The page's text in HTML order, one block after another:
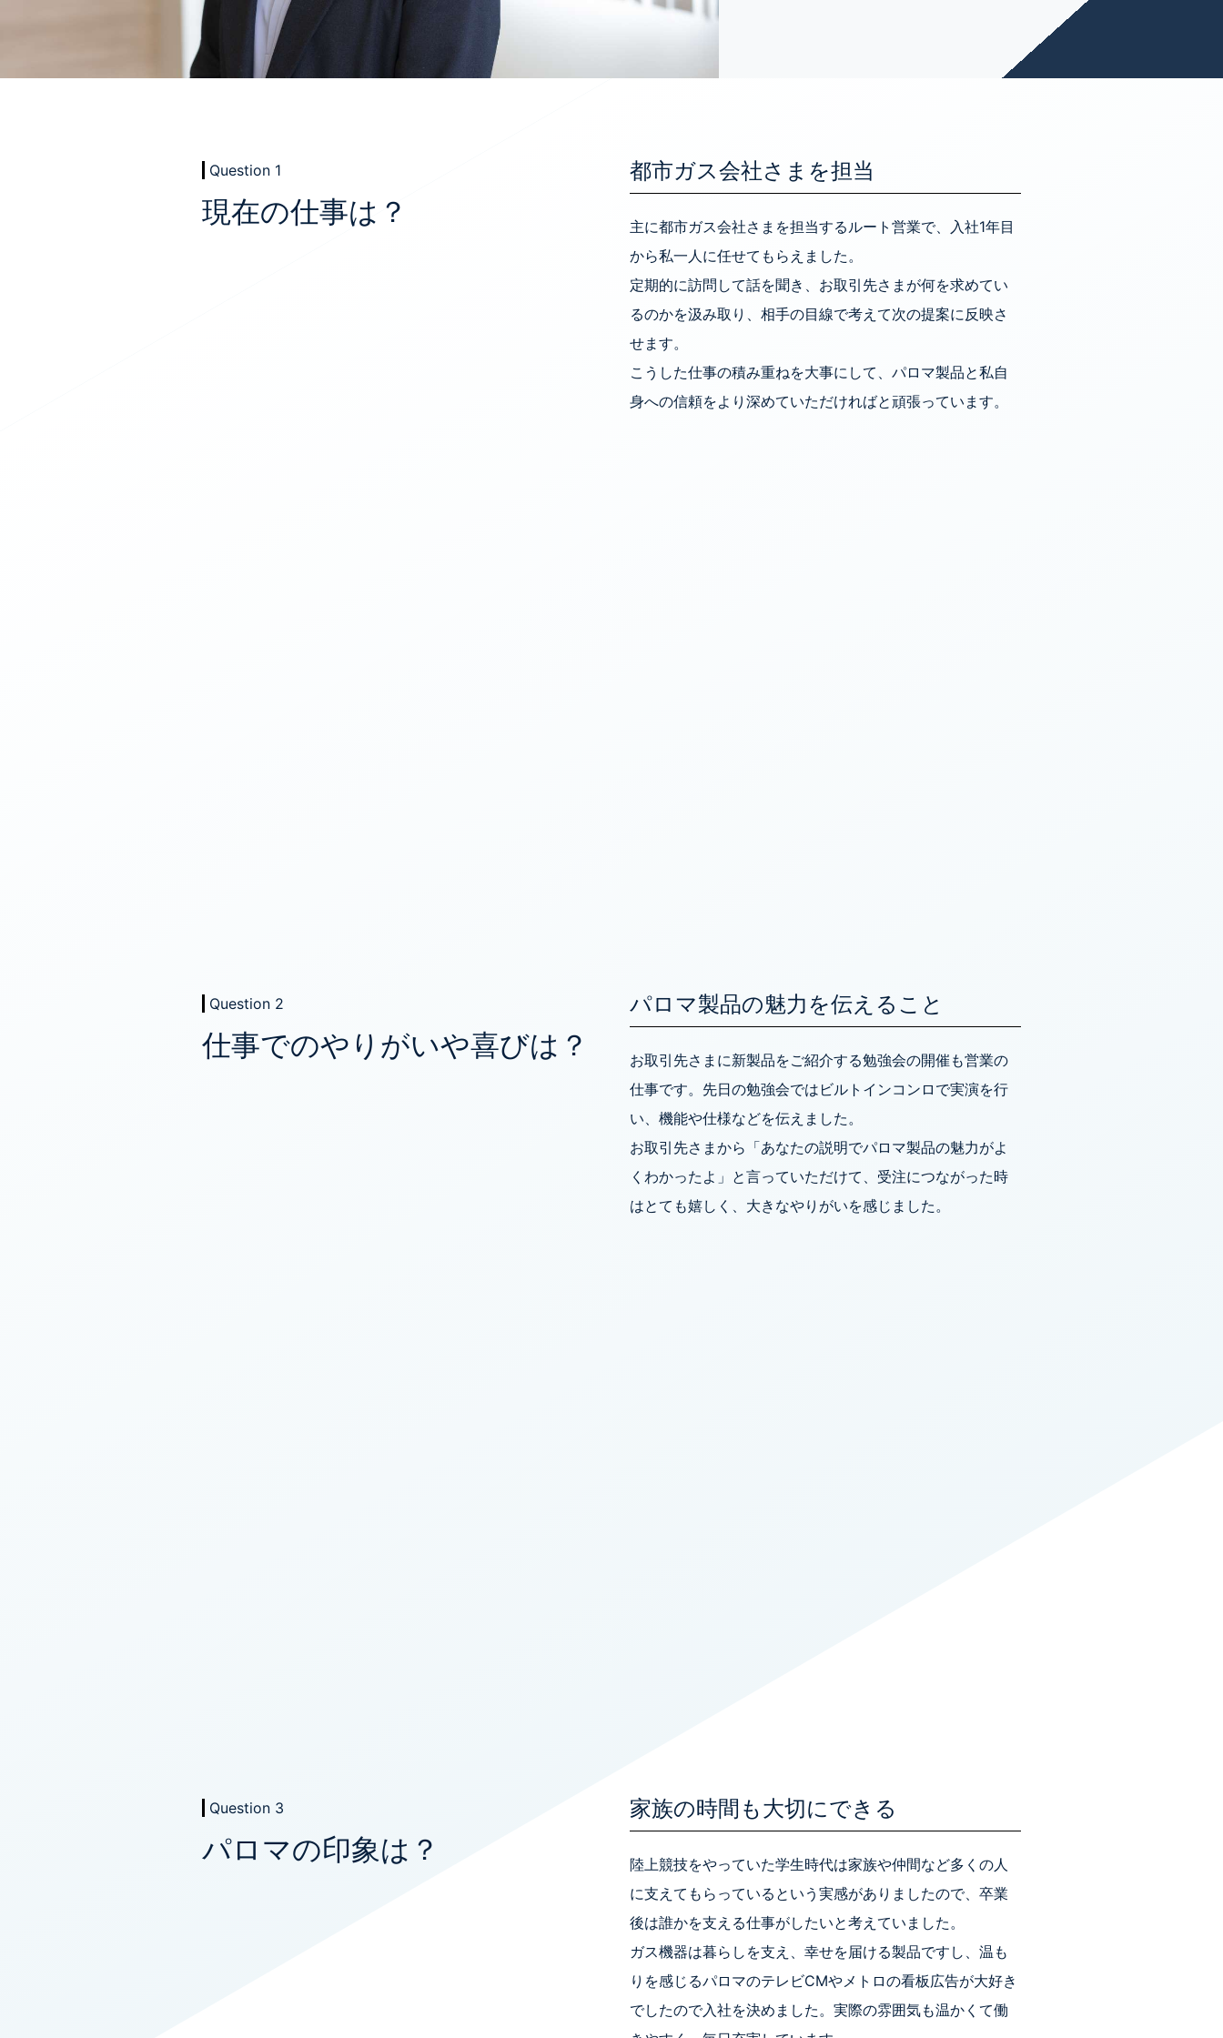
Question 1
現在の仕事は？
都市ガス会社さまを担当
主に都市ガス会社さまを担当するルート営業で、入社1年目
から私一人に任せてもらえました。
定期的に訪問して話を聞き、お取引先さまが何を求めてい
るのかを汲み取り、相手の目線で考えて次の提案に反映さ
せます。
こうした仕事の積み重ねを大事にして、パロマ製品と私自
身への信頼をより深めていただければと頑張っています。
Question 2
仕事でのやりがいや喜びは？
パロマ製品の魅力を伝えること
お取引先さまに新製品をご紹介する勉強会の開催も営業の
仕事です。先日の勉強会ではビルトインコンロで実演を行
い、機能や仕様などを伝えました。
お取引先さまから「あなたの説明でパロマ製品の魅力がよ
くわかったよ」と言っていただけて、受注につながった時
はとても嬉しく、大きなやりがいを感じました。
Question 3
パロマの印象は？
家族の時間も大切にできる
陸上競技をやっていた学生時代は家族や仲間など多くの人
に支えてもらっているという実感がありましたので、卒業
後は誰かを支える仕事がしたいと考えていました。
ガス機器は暮らしを支え、幸せを届ける製品ですし、温も
りを感じるパロマのテレビCMやメトロの看板広告が大好き
でしたので入社を決めました。実際の雰囲気も温かくて働